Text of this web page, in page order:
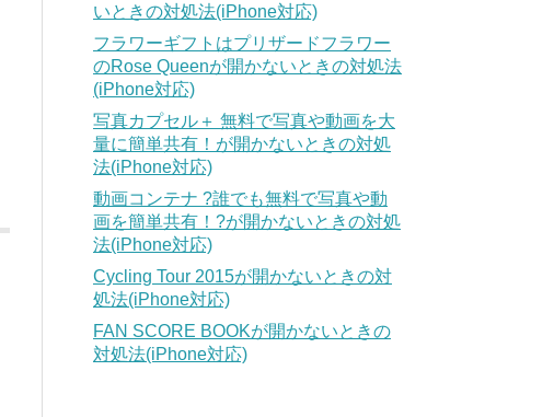
いときの対処法(iPhone対応)
フラワーギフトはプリザードフラワー
のRose Queenが開かないときの対処法
(iPhone対応)
写真カプセル＋ 無料で写真や動画を大
量に簡単共有！が開かないときの対処
法(iPhone対応)
動画コンテナ ?誰でも無料で写真や動
画を簡単共有！?が開かないときの対処
法(iPhone対応)
Cycling Tour 2015が開かないときの対
処法(iPhone対応)
FAN SCORE BOOKが開かないときの
対処法(iPhone対応)